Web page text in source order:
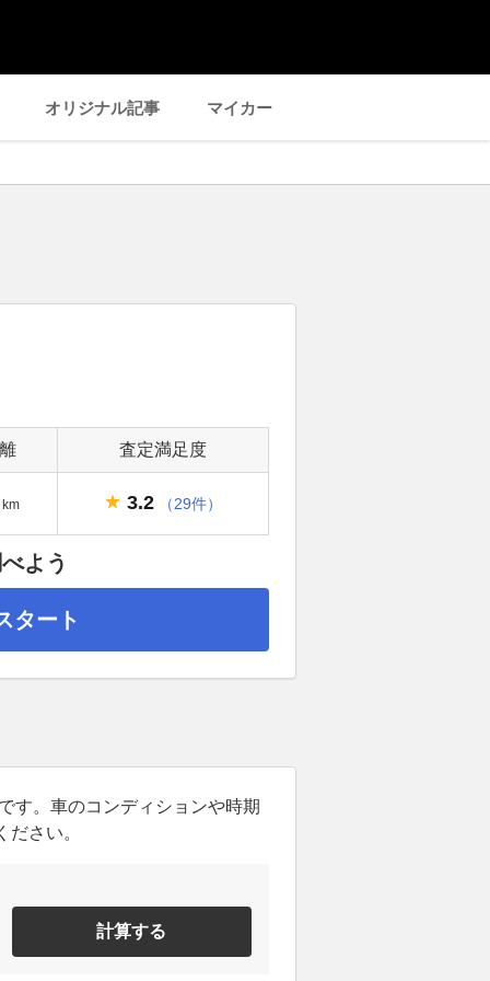
オリジナル記事 マイカー
査定満足度
km 3.2 （29件）
よう
タート
す。車のコンディションや時期
さい。
計算する